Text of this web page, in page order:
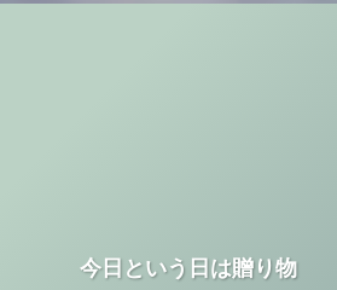
今日という日は贈り物